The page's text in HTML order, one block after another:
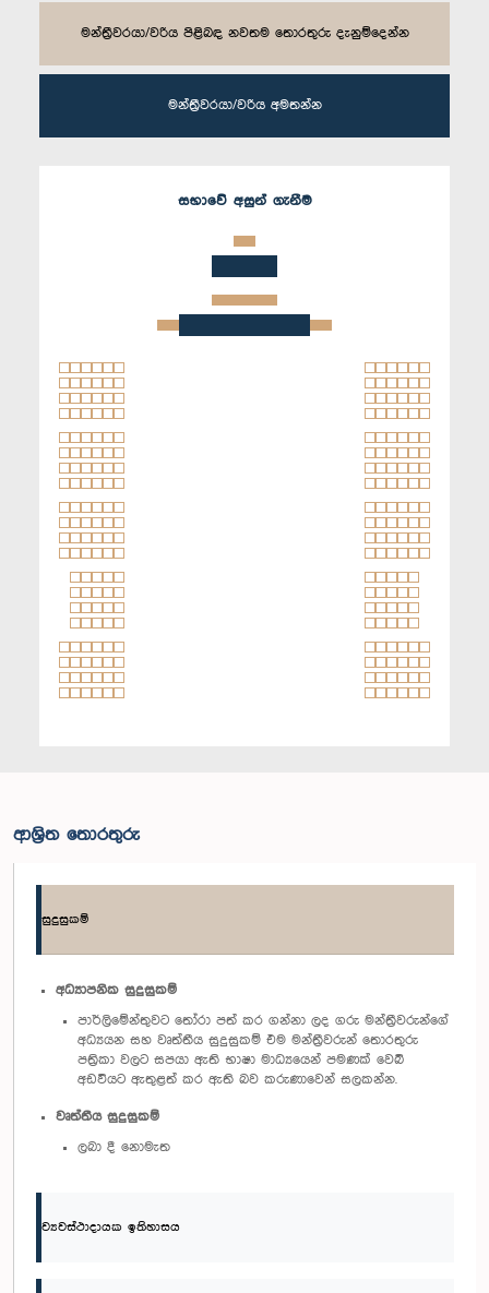
මන්ත්‍රීවරයා/වරිය පිළිබඳ නවතම තොරතුරු දැනුම්දෙන්න
මන්ත්‍රීවරයා/වරිය අමතන්න
සභාවේ අසුන් ගැනීම
ආශ්‍රිත තොරතුරු
සුදුසුකම්
අධ්‍යාපනික සුදුසුකම්
පාර්ලිමේන්තුවට තෝරා පත් කර ගන්නා ලද ගරු මන්ත්‍රීවරුන්ගේ
අධ්‍යයන සහ වෘත්තීය සුදුසුකම් එම මන්ත්‍රීවරුන් තොරතුරු
පත්‍රිකා වලට සපයා ඇති භාෂා මාධ්‍යයෙන් පමණක් වෙබ්
අඩවියට ඇතුළත් කර ඇති බව කරුණාවෙන් සලකන්න.
වෘත්තීය සුදුසුකම්
ලබා දී නොමැත
ව්‍යවස්ථාදායක ඉතිහාසය